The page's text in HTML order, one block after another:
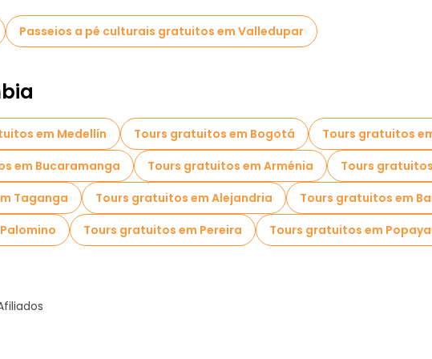
Passeios a pé culturais gratuitos em Valledupar
em Medellín Tours gratuitos em Bogotá
Tours gratuitos
em Bucaramanga Tours gratuitos em Arménia
Tours
Taganga Tours gratuitos em Alejandria
Tours gratuitos em
Tours gratuitos em Pereira Tours gratuitos em